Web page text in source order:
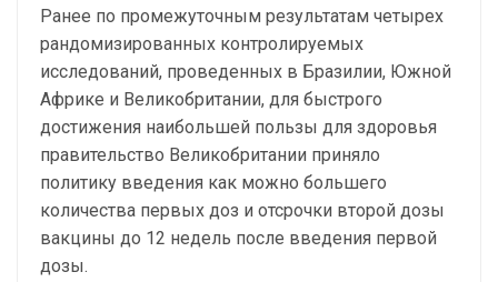
Ранее по промежуточным результатам четырех
рандомизированных контролируемых
исследований, проведенных в Бразилии, Южной
Африке и Великобритании, для быстрого
достижения наибольшей пользы для здоровья
правительство Великобритании приняло
политику введения как можно большего
количества первых доз и отсрочки второй дозы
вакцины до 12 недель после введения первой
дозы.